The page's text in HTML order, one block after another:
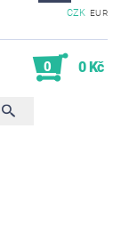
CZK EUR
0 0 Kč